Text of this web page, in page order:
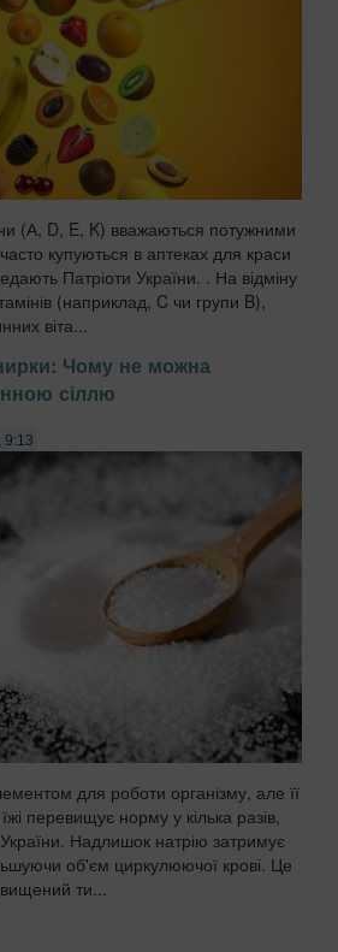
(А, D, E, K) вважаються потужними
купуються в аптеках для краси
Патріоти України. . На відміну
(наприклад, C чи групи B),
віта...
Чому не можна
сіллю
9:13
для роботи організму, але її
перевищує норму у кілька разів,
Надлишок натрію затримує
об'єм циркулюючої крові. Це
ти...